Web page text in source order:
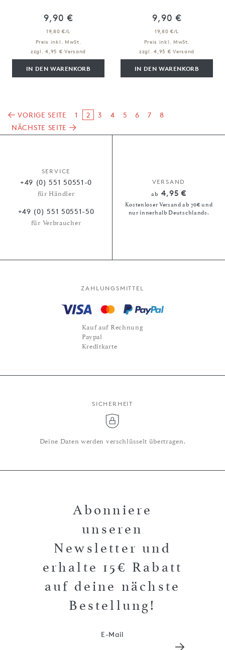
9,90 €
19,80 €/L
Preis inkl. MwSt.
zzgl. 4,95 € Versand
IN DEN WARENKORB
9,90 €
19,80 €/L
Preis inkl. MwSt.
zzgl. 4,95 € Versand
IN DEN WARENKORB
VORIGE SEITE 1 2 3 4 5 6 7
8
NÄCHSTE SEITE
SERVICE
+49 (0) 551 50551-0
für Händler
+49 (0) 551 50551-50
für Verbraucher
VERSAND
ab 4,95 €
Kostenloser Versand ab 70€ und
nur innerhalb Deutschlands.
ZAHLUNGSMITTEL
Kauf auf Rechnung
Paypal
Kreditkarte
SICHERHEIT
Deine Daten werden verschlüsselt übertragen.
Abonniere
unseren
Newsletter und
erhalte 15€ Rabatt
auf deine nächste
Bestellung!
E-Mail